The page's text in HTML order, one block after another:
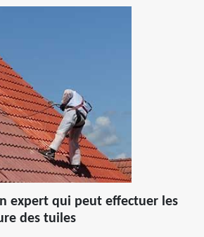
expert qui peut effectuer les
des tuiles